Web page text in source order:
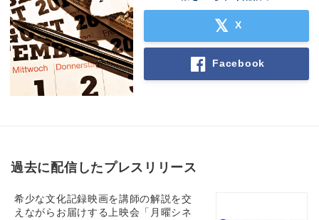
X
Facebook
過去に配信したプレスリリース
希少な文化記録映画を講師の解説を交
えながらお届けする上映会「月曜シネ
Japanese